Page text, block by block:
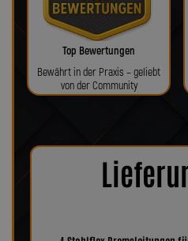
Top Bewertungen
Bewährt in der Praxis – geliebt
von der Community